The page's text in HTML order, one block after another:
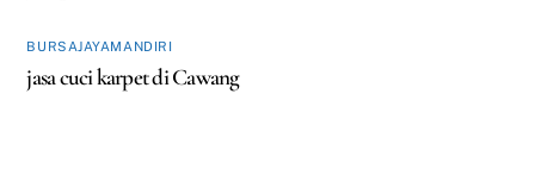
BURSAJAYAMANDIRI
jasa cuci karpet di Cawang